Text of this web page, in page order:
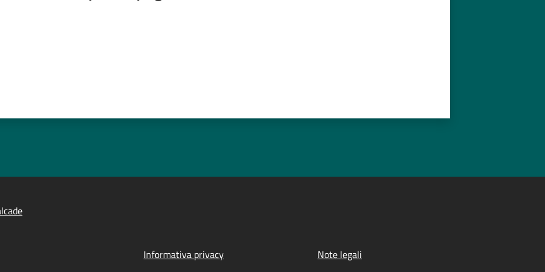
Informativa privacy
Note legali